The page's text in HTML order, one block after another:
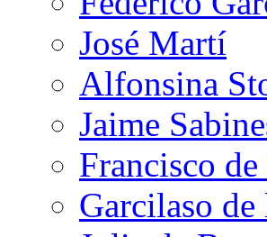
José Martí
Alfonsina
Jaime
Francisco
Garcilaso de